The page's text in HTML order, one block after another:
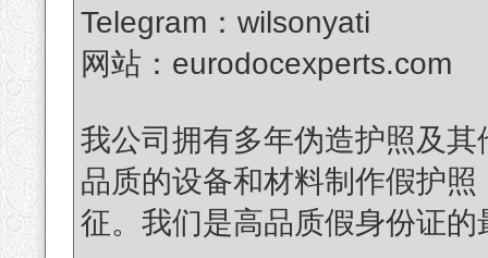
Telegram：wilsonyati
网站：eurodocexperts.com
我公司拥有多年伪造护照及
品质的设备和材料制作假护
征。我们是高品质假身份证的